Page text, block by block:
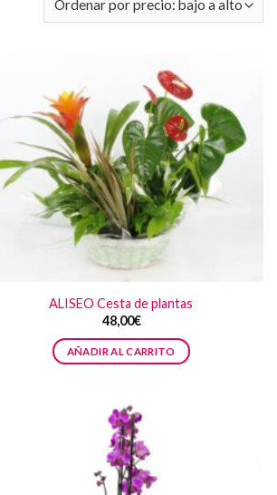
ALISEO Cesta de plantas
48,00€
AÑADIR AL CARRITO